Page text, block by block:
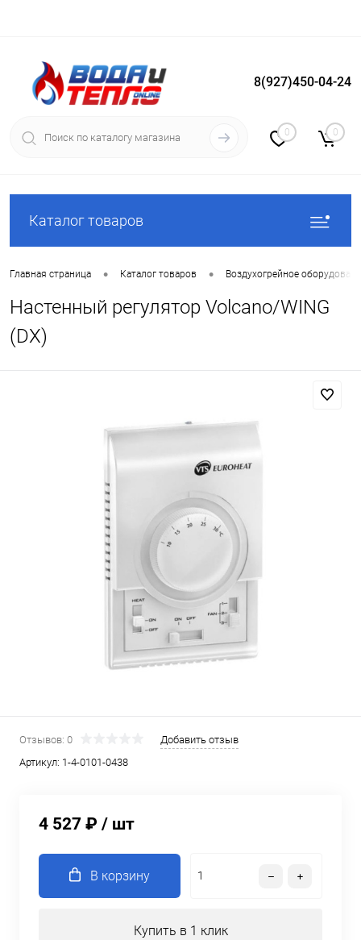
Вход Регистрация
8(927)450-04-24
0 0
Каталог товаров
Главная страница • Каталог товаров • Воздухогрейное
Настенный регулятор Volcano/WING
(DX)
Отзывов: 0
Добавить отзыв
Артикул: 1-4-0101-0438
4 527 ₽ / шт
В корзину
Купить в 1 клик